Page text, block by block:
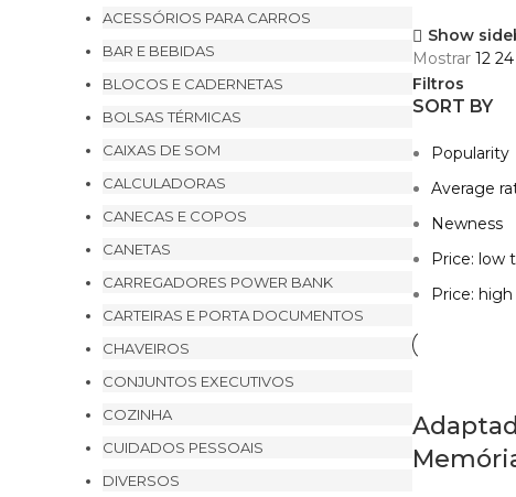
ACESSÓRIOS PARA CARROS
BAR E BEBIDAS
BLOCOS E CADERNETAS
BOLSAS TÉRMICAS
CAIXAS DE SOM
CALCULADORAS
CANECAS E COPOS
CANETAS
CARREGADORES POWER BANK
CARTEIRAS E PORTA DOCUMENTOS
CHAVEIROS
CONJUNTOS EXECUTIVOS
COZINHA
CUIDADOS PESSOAIS
DIVERSOS
Show
Mostrar 12
Filtros
SORT BY
Popularity
Average
Newness
Price: low
Price: